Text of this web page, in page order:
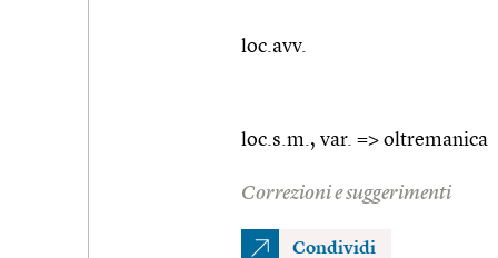
loc.avv.
loc.s.m., var. => oltremanica
Correzioni e suggerimenti
Condividi